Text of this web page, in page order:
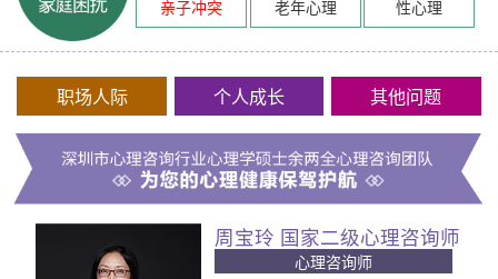
亲子冲突
老年心理 性心理
职场人际 个人成长 其他问题
周宝玲 国家二级心理咨询师
心理咨询师